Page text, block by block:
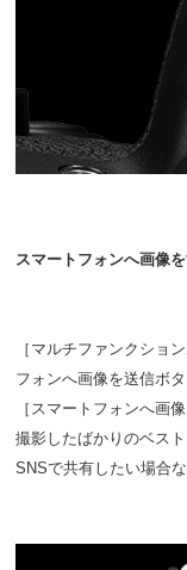
スマートフォンへ画像
［マルチファンクショ
フォンへ画像を送信ボ
［スマートフォンへ画
撮影したばかりのベス
SNSで共有したい場合な